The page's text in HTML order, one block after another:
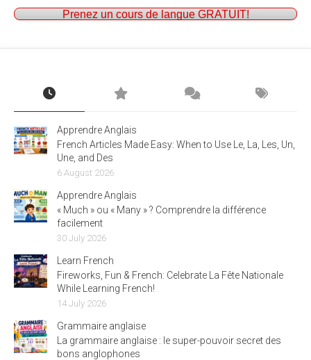
Prenez un cours de langue GRATUIT!
Apprendre Anglais
French Articles Made Easy: When to Use Le, La, Les, Un,
Une, and Des
6 August 2026
Apprendre Anglais
« Much » ou « Many » ? Comprendre la différence
facilement
30 July 2026
Learn French
Fireworks, Fun & French: Celebrate La Fête Nationale
While Learning French!
14 July 2026
Grammaire anglaise
La grammaire anglaise : le super-pouvoir secret des
bons anglophones